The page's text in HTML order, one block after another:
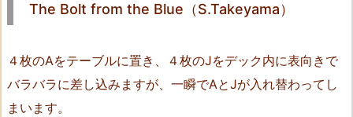
m
Q
Q
（H
The Bolt from the Blue（S.Takeyama）
４枚のAをテーブルに置き、４枚のJをデック内に表向きで
バラバラに差し込みますが、一瞬でAとJが入れ替わってし
まいます。